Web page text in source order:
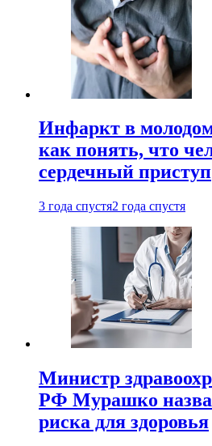
Инфаркт в молодом
как понять, что
сердечный приступ
3 года спустя2 года спустя
Министр
РФ Мурашко
риска для здоровья